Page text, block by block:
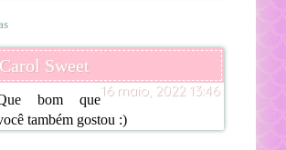
Carol Sweet
16 maio, 2022 13:46
bom que
também gostou :)